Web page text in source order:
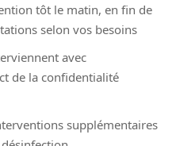
tôt le matin, en fin de
selon vos besoins
avec
de la confidentialité
supplémentaires